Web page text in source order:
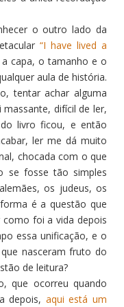
o outro lado da
“I have lived a
capa, o tamanho e o
aula de história.
tentar achar alguma
difícil de ler,
livro ficou, e então
ler me dá muito
chocada com o que
se fosse tão simples
os judeus, os
é a questão que
foi a vida depois
essa unificação, e o
nasceram fruto do
de leitura?
que ocorreu quando
depois, aqui está um